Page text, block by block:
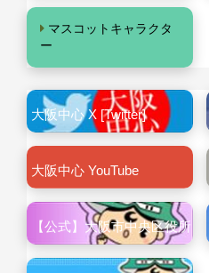
マスコットキャラクタ
ー
大阪中心 X [Twitter]
大阪中心 YouTube
【公式】大阪市中央区役所